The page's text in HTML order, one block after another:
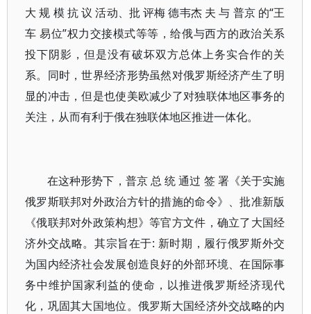
大 规 模 抗 议 活动、批 评梅 德韦杰 夫 与 普京 的“王
车 易位”权力交接模式等等，给俄与西方的政治关系
投下阴影，但是没有破坏双方总体上务实合作的关
系。同时，世界经济形势虽然对俄罗斯经济产生了明
显的冲击，但是也使美欧减少了对独联体地区事务的
关注，从而有利于俄在独联体地区推进一体化。
在这种形势下，普京 总 统 通过 签 署《关于实施
俄罗斯联邦对外政治方针的措施的命令》、批准新版
《俄联邦对外政策构想》等官方文件，确立了大国经
济外交战略。其宗旨在于: 新时期，履行俄罗斯外交
为国内经济社会发展创造良好的外部环境、在国际事
务中维护国家利益的使命，以推进俄罗斯经济现代
化，巩固其大国地位。俄罗斯大国经济外交战略的内